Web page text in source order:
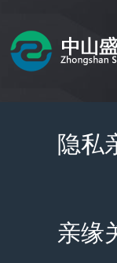
隐私
亲缘